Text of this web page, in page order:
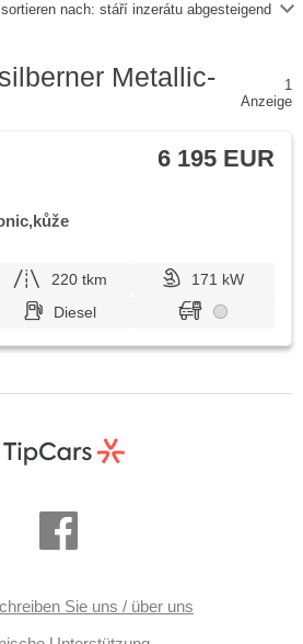
sortieren nach: stáří inzerátu abgesteigend
Metallic-
1
Anzeige
6 195 EUR
220 tkm
171 kW
Diesel
Sie uns / über uns